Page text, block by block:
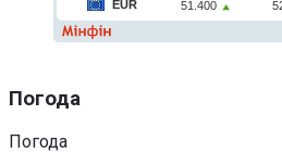
Погода
Погода